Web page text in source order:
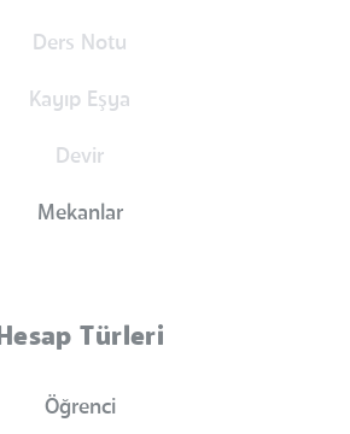
Ders Notu
Kayıp Eşya
Devir
Mekanlar
Hesap Türleri
Öğrenci